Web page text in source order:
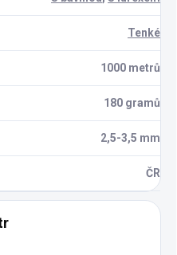
Tenké
1000 metrů
180 gramů
2,5-3,5 mm
ČR